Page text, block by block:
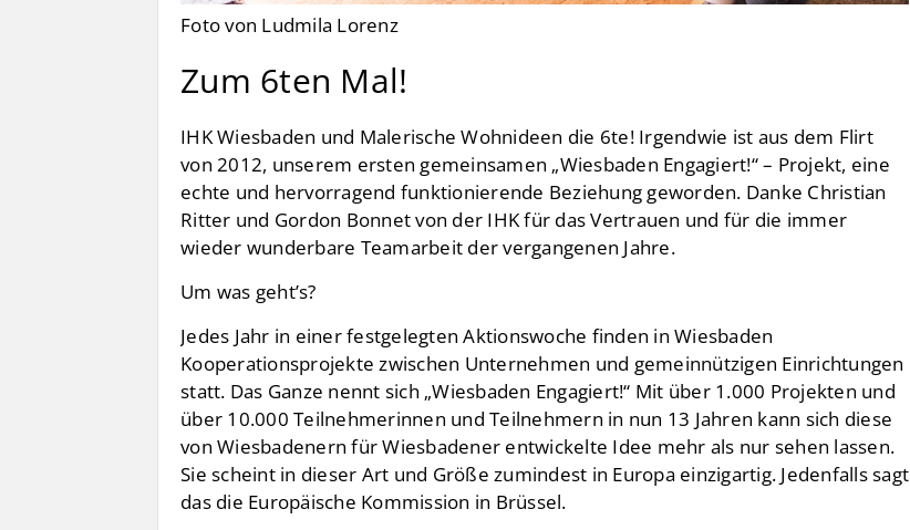
Foto von Ludmila Lorenz
Zum 6ten Mal!
IHK Wiesbaden und Malerische Wohnideen die 6te! Irgendwie ist aus dem Flirt
von 2012, unserem ersten gemeinsamen „Wiesbaden Engagiert!“ – Projekt, eine
echte und hervorragend funktionierende Beziehung geworden. Danke Christian
Ritter und Gordon Bonnet von der IHK für das Vertrauen und für die immer
wieder wunderbare Teamarbeit der vergangenen Jahre.
Um was geht’s?
Jedes Jahr in einer festgelegten Aktionswoche finden in Wiesbaden
Kooperationsprojekte zwischen Unternehmen und gemeinnützigen Einrichtungen
statt. Das Ganze nennt sich „Wiesbaden Engagiert!“ Mit über 1.000 Projekten und
über 10.000 Teilnehmerinnen und Teilnehmern in nun 13 Jahren kann sich diese
von Wiesbadenern für Wiesbadener entwickelte Idee mehr als nur sehen lassen.
Sie scheint in dieser Art und Größe zumindest in Europa einzigartig. Jedenfalls sagt
das die Europäische Kommission in Brüssel.